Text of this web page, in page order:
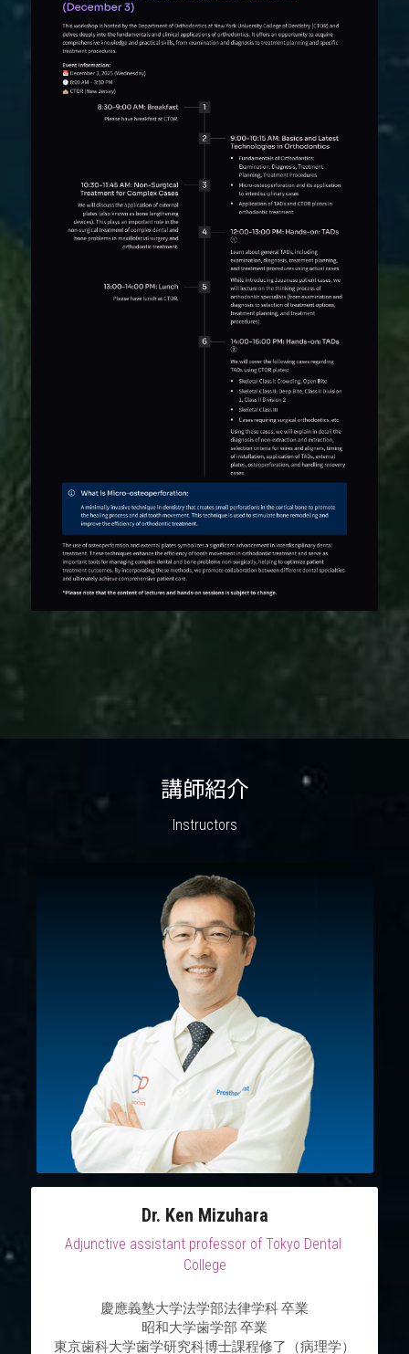
講師紹介
Instructors
Dr. Ken Mizuhara
Adjunctive assistant professor of Tokyo Dental
College
慶應義塾大学法学部法律学科 卒業
昭和大学歯学部 卒業
東京歯科大学歯学研究科博士課程修了（病理学）